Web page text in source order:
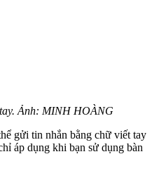
Ảnh: MINH HOÀNG
gửi tin nhắn bằng chữ viết tay
áp dụng khi bạn sử dụng bàn